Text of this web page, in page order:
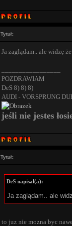
Tytuł:
Ja zaglądam.. ale widzę
POZDRAWIAM
DeS 8) 8) 8)
AUDI - VORSPRUNG
jeśli nie jestes
Tytuł:
DeS napisał(a):
Ja zaglądam.. ale
to juz nie mozna byc